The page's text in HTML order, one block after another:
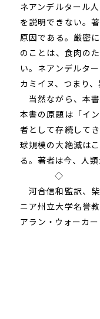
ネアンデルタール
を説明できない。
原因である。厳密
のことは、食肉の
い。ネアンデルタ
カミイヌ、つまり
当然ながら、本書
本書の原題は「イ
者として存続して
球規模の大絶滅は
る。著者は今、人
◇
河合信和監訳、
ニア州立大学名誉
アラン・ウォーカ